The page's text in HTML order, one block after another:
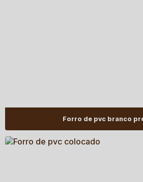
Forro de pvc branco